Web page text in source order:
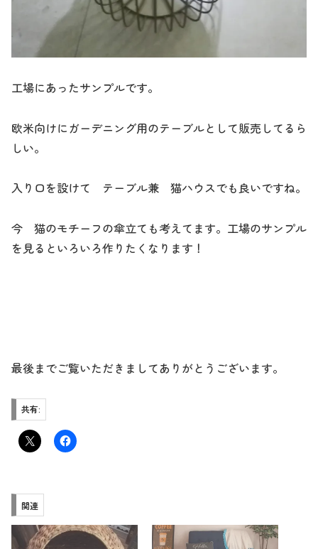
工場にあったサンプルです。
欧米向けにガーデニング用のテーブルとして販売してるら
しい。
入り口を設けて テーブル兼 猫ハウスでも良いですね。
今 猫のモチーフの傘立ても考えてます。工場のサンプル
を見るといろいろ作りたくなります！
最後までご覧いただきましてありがとうございます。
共有:
関連